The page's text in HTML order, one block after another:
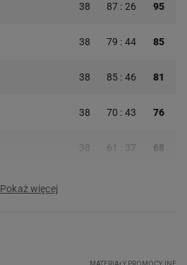
38 87 : 26 95
38 79 : 44 85
38 85 : 46 81
38 70 : 43 76
38 61 : 37 68
Pokaż więcej